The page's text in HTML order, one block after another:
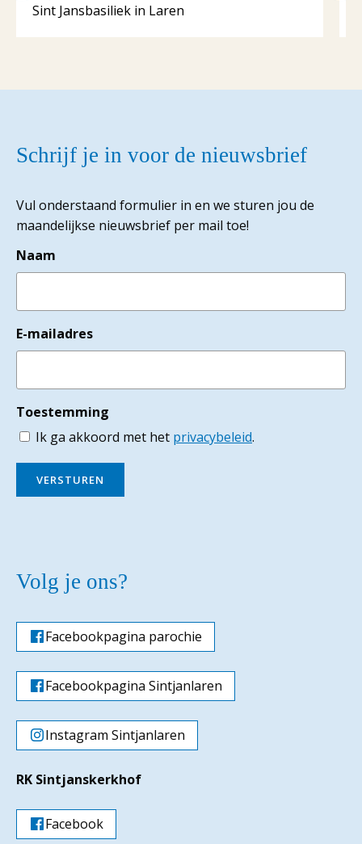
Sint Jansbasiliek in Laren
Schrijf je in voor de nieuwsbrief
Vul onderstaand formulier in en we sturen jou de
maandelijkse nieuwsbrief per mail toe!
Naam
E-mailadres
Toestemming
Ik ga akkoord met het privacybeleid.
VERSTUREN
Volg je ons?
Facebookpagina parochie
Facebookpagina Sintjanlaren
Instagram Sintjanlaren
RK Sintjanskerkhof
Facebook